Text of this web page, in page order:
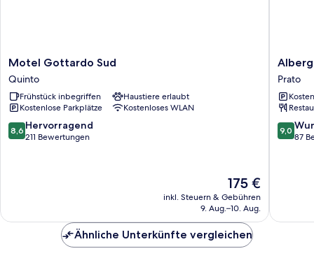
Motel
Gottardo
Sud
Quinto
Motel Gottardo Sud
Quinto
Frühstück inbegriffen
Haustiere erlaubt
Kostenlose Parkplätze
Kostenloses WLAN
8.6
von
8,6 Hervorragend
211 Bewertungen
Der
Preis
beträgt
175 €
inkl. Steuern & Gebühren
9. Aug.–10. Aug.
Albergo
Baldi
Prato
Prato
9.0
von
9,0
87
Ähnliche Unterkünfte vergleichen